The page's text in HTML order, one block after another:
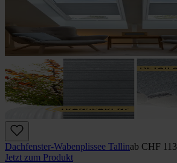
Dachfenster-Wabenplissee Tallinab CHF 113
Jetzt zum Produkt